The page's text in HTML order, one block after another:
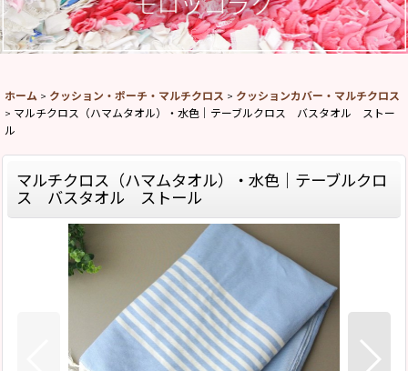
ホーム > クッション・ポーチ・マルチクロス > クッションカバー・マルチクロス
> マルチクロス（ハマムタオル）・水色｜テーブルクロス バスタオル ストー
ル
マルチクロス（ハマムタオル）・水色｜テーブルクロ
ス バスタオル ストール